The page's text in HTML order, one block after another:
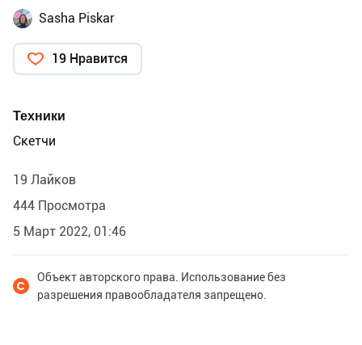
Sasha Piskar
19 Нравится
Техники
Скетчи
19 Лайков
444 Просмотра
5 Март 2022, 01:46
Объект авторского права. Использование без
разрешения правообладателя запрещено.